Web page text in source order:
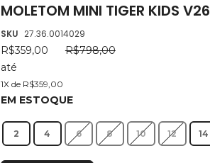
MOLETOM MINI TIGER KIDS V26
SKU 27.36.0014029
R$359,00
R$798,00
até
1X de R$359,00
EM ESTOQUE
2 4 6 8 10 12 14